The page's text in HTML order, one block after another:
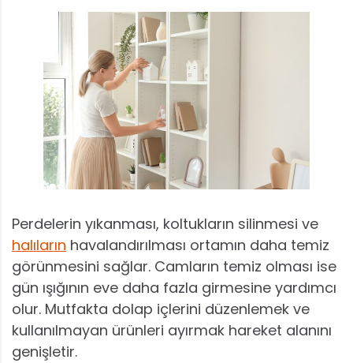
Perdelerin yıkanması, koltukların silinmesi ve
halıların havalandırılması ortamın daha temiz
görünmesini sağlar. Camların temiz olması ise
gün ışığının eve daha fazla girmesine yardımcı
olur. Mutfakta dolap içlerini düzenlemek ve
kullanılmayan ürünleri ayırmak hareket alanını
genişletir.